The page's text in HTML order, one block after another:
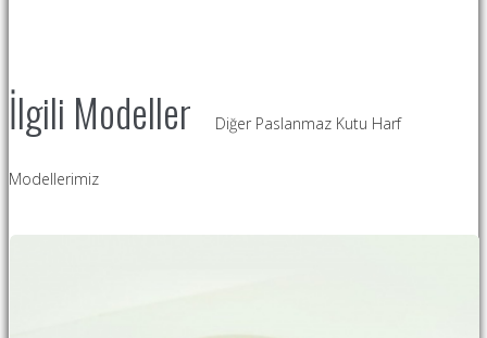
İlgili Modeller Diğer Paslanmaz Kutu Harf
Modellerimiz